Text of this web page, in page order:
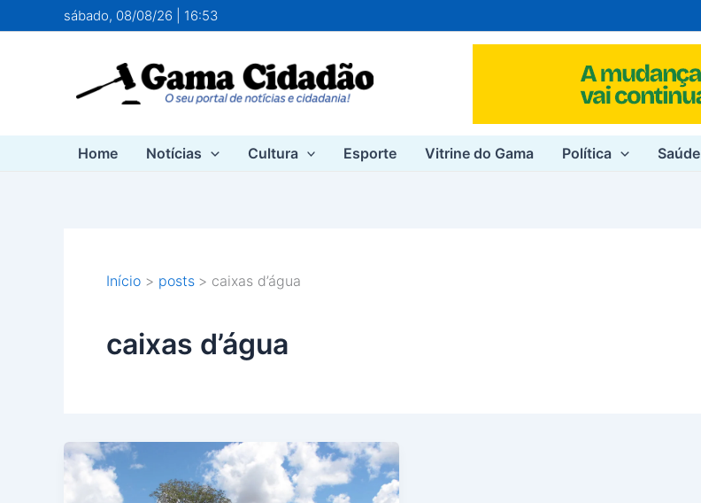
para
sábado, 08/08/26 | 16:53
Home Notícias Cultura Esporte Vitrine do Gama Política Saúde
Início posts caixas d’água
caixas d’água